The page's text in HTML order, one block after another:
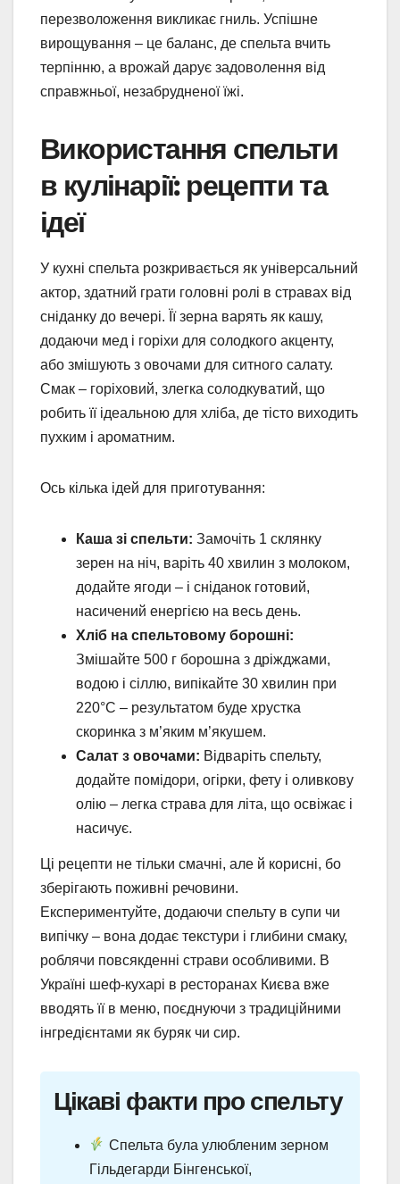
перезволоження викликає гниль. Успішне
вирощування – це баланс, де спельта вчить
терпінню, а врожай дарує задоволення від
справжньої, незабрудненої їжі.
Використання спельти
в кулінарії: рецепти та
ідеї
У кухні спельта розкривається як універсальний
актор, здатний грати головні ролі в стравах від
сніданку до вечері. Її зерна варять як кашу,
додаючи мед і горіхи для солодкого акценту,
або змішують з овочами для ситного салату.
Смак – горіховий, злегка солодкуватий, що
робить її ідеальною для хліба, де тісто виходить
пухким і ароматним.
Ось кілька ідей для приготування:
Каша зі спельти: Замочіть 1 склянку
зерен на ніч, варіть 40 хвилин з молоком,
додайте ягоди – і сніданок готовий,
насичений енергією на весь день.
Хліб на спельтовому борошні:
Змішайте 500 г борошна з дріжджами,
водою і сіллю, випікайте 30 хвилин при
220°C – результатом буде хрустка
скоринка з м’яким м’якушем.
Салат з овочами: Відваріть спельту,
додайте помідори, огірки, фету і оливкову
олію – легка страва для літа, що освіжає і
насичує.
Ці рецепти не тільки смачні, але й корисні, бо
зберігають поживні речовини.
Експериментуйте, додаючи спельту в супи чи
випічку – вона додає текстури і глибини смаку,
роблячи повсякденні страви особливими. В
Україні шеф-кухарі в ресторанах Києва вже
вводять її в меню, поєднуючи з традиційними
інгредієнтами як буряк чи сир.
Цікаві факти про спельту
Спельта була улюбленим зерном
Гільдегарди Бінгенської,